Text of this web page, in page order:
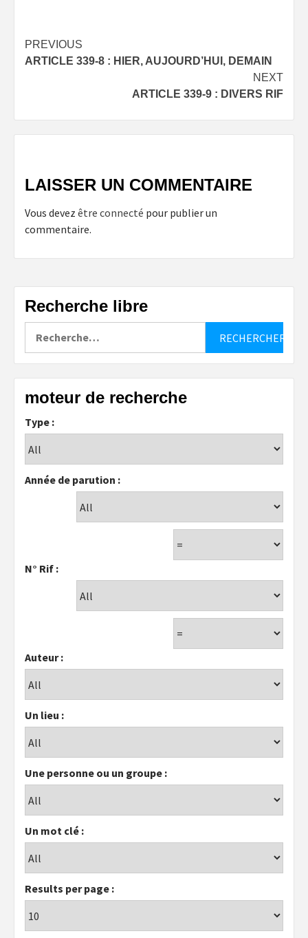
Post
navigation
PREVIOUS
ARTICLE 339-8 : HIER, AUJOURD’HUI, DEMAIN
NEXT
ARTICLE 339-9 : DIVERS RIF
LAISSER UN COMMENTAIRE
Vous devez être connecté pour publier un
commentaire.
Recherche libre
moteur de recherche
Type :
Année de parution :
N° Rif :
Auteur :
Un lieu :
Une personne ou un groupe :
Un mot clé :
Results per page :